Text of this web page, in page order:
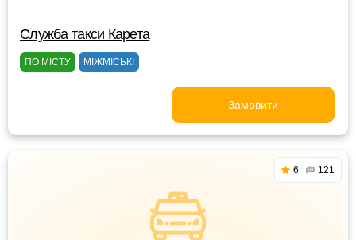
Служба такси Карета
ПО МІСТУ МІЖМІСЬКІ
Замовити
6 121